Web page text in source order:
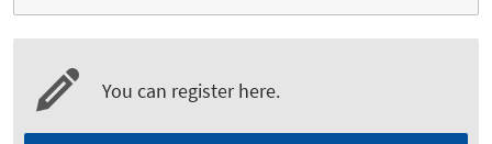
You can register here.